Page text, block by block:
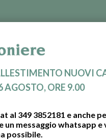
NUOVI
AGOSTO, ORE 9.00
al 349 3852181 e anche
messaggio whatsapp e
possibile.